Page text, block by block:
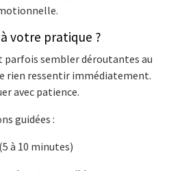
votre pratique ?
parfois sembler déroutantes au
rien ressentir immédiatement.
avec patience.
guidées :
à 10 minutes)